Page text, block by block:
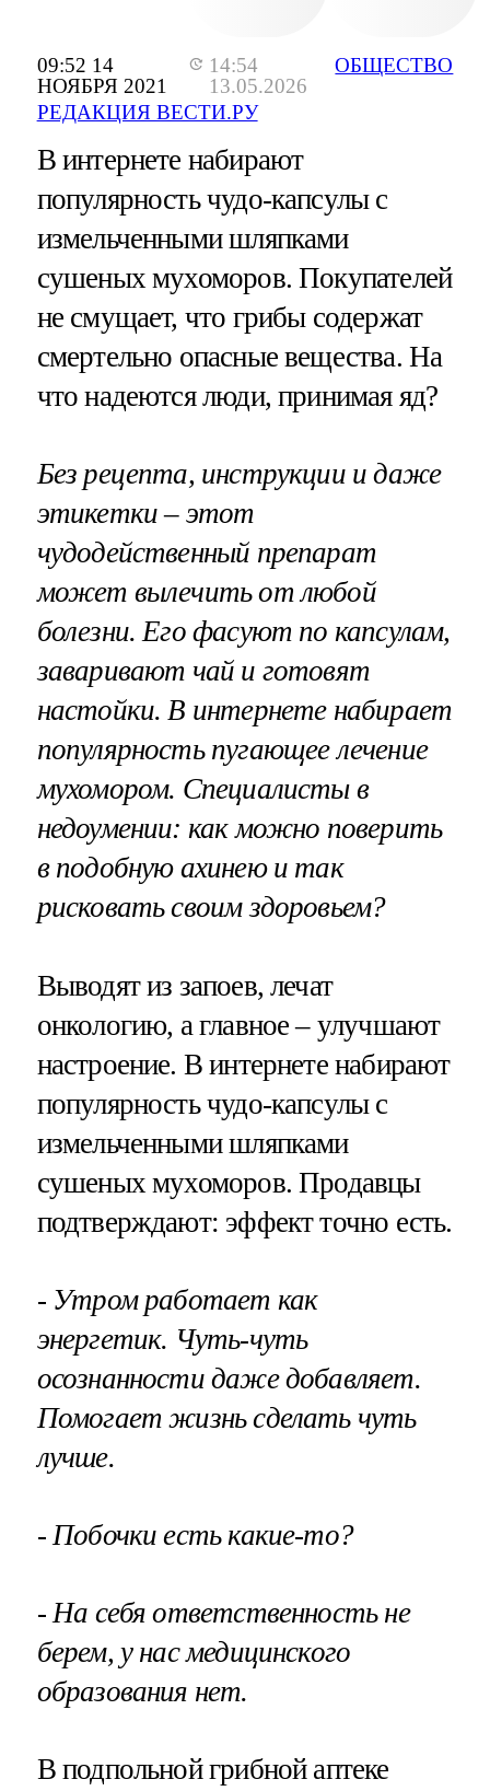
09:52 14
НОЯБРЯ 2021
14:54
13.05.2026
РЕДАКЦИЯ ВЕСТИ.РУ
ОБЩЕСТВО
В интернете набирают
популярность чудо-капсулы с
измельченными шляпками
сушеных мухоморов. Покупателей
не смущает, что грибы содержат
смертельно опасные вещества. На
что надеются люди, принимая яд?
Без рецепта, инструкции и даже
этикетки – этот
чудодейственный препарат
может вылечить от любой
болезни. Его фасуют по капсулам,
заваривают чай и готовят
настойки. В интернете набирает
популярность пугающее лечение
мухомором. Специалисты в
недоумении: как можно поверить
в подобную ахинею и так
рисковать своим здоровьем?
Выводят из запоев, лечат
онкологию, а главное – улучшают
настроение. В интернете набирают
популярность чудо-капсулы с
измельченными шляпками
сушеных мухоморов. Продавцы
подтверждают: эффект точно есть.
- Утром работает как
энергетик. Чуть-чуть
осознанности даже добавляет.
Помогает жизнь сделать чуть
лучше.
- Побочки есть какие-то?
- На себя ответственность не
берем, у нас медицинского
образования нет.
В подпольной грибной аптеке